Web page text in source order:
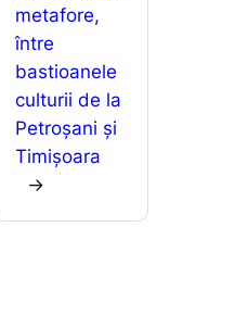
metafore,
între
bastioanele
culturii de la
Petroșani și
Timișoara
→